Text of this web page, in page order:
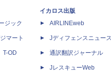
ジック
マート
OD
イカロス出版
AIRLINEweb
Jディフェンスニュー
通訳翻訳ジャーナル
JレスキューWeb